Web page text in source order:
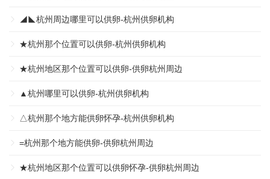
◢◣杭州周边哪里可以供卵-杭州供卵机构
★杭州那个位置可以供卵-杭州供卵机构
★杭州地区那个位置可以供卵-供卵杭州周边
▲杭州哪里可以供卵-杭州供卵机构
△杭州那个地方能供卵怀孕-杭州供卵机构
=杭州那个地方能供卵-供卵杭州周边
★杭州地区那个位置可以供卵怀孕-供卵杭州周边